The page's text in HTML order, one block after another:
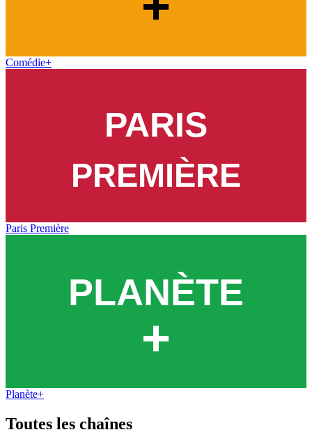
Comédie+
Paris Première
Planète+
Toutes les chaînes